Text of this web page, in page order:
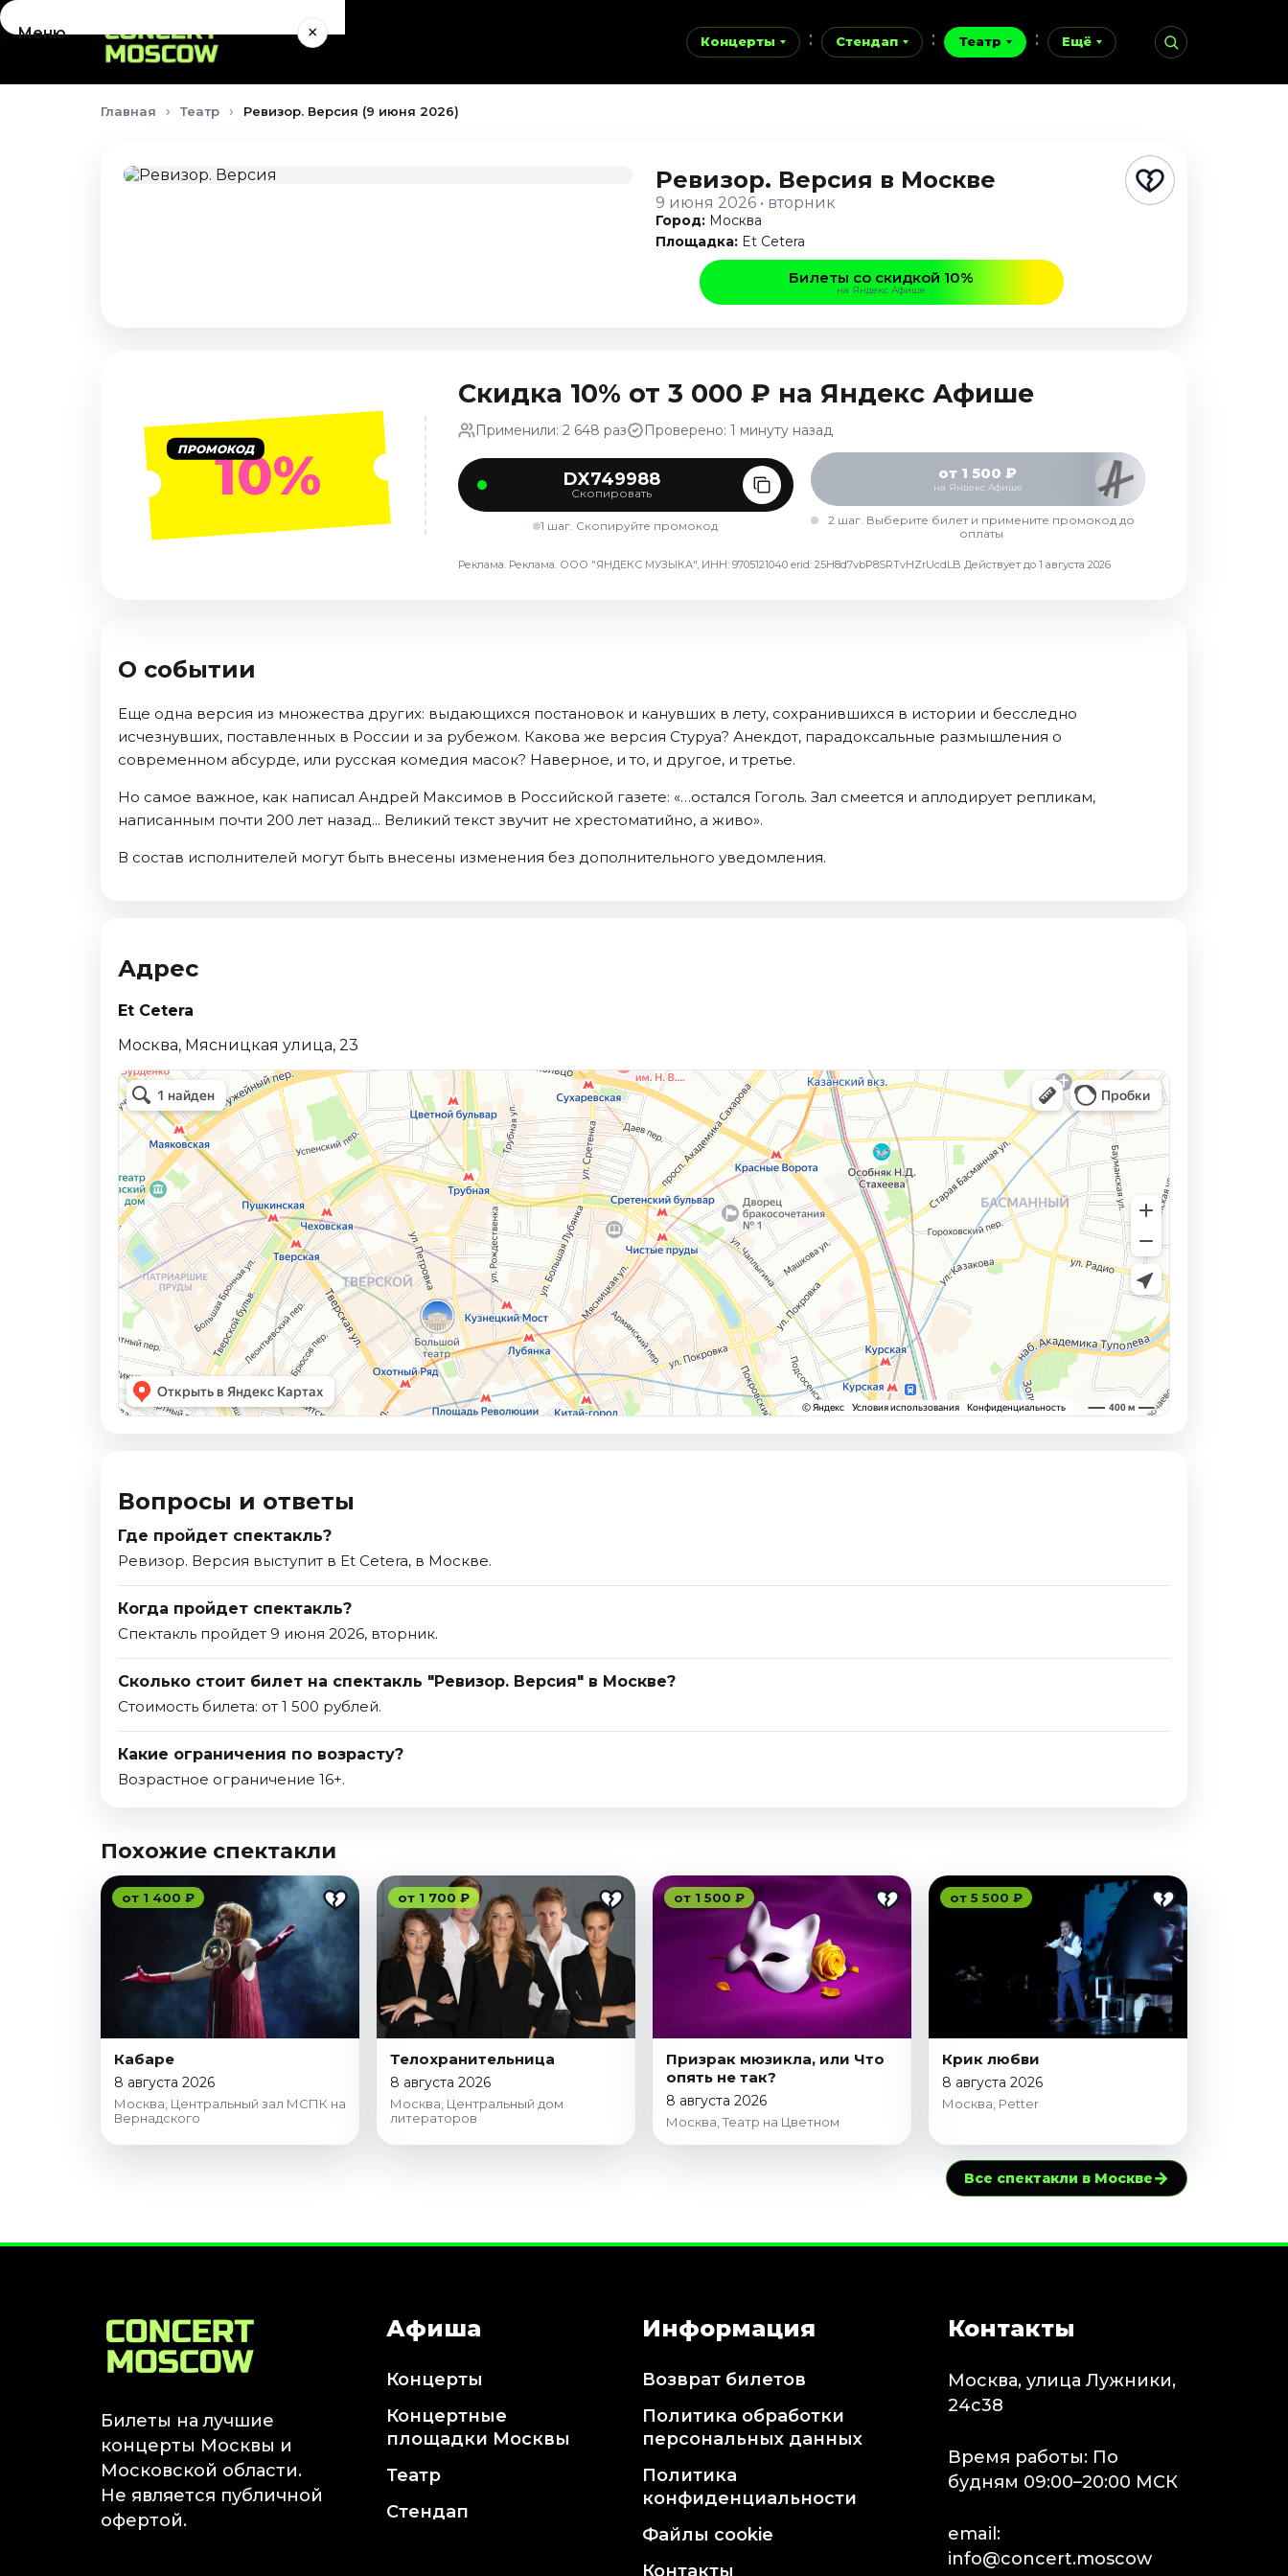
Концерты Стендап Театр Ещё
Меню ×
Концерты
Август 2026
Сентябрь 2026
Сентябрь 2026
Октябрь 2026
Декабрь 2026
Главная Театр Ревизор. Версия (9 июня 2026)
Ревизор. Версия в Москве
9 июня 2026 • вторник
Город: Москва
Площадка: Et Cetera
Билеты со скидкой 10%
на Яндекс Афише
ПРОМОКОД10%
Скидка 10% от 3 000 ₽ на Яндекс Афише
Применили: 2 648 раз Проверено: 1 минуту назад
DX749988
Скопировать
1 шаг. Скопируйте промокод
от 1 500 ₽
на Яндекс Афише
2 шаг. Выберите билет и примените промокод до
оплаты
Реклама. Реклама. ООО "ЯНДЕКС МУЗЫКА", ИНН: 9705121040 erid: 25H8d7vbP8SRTvHZrUcdLB Действует до 1 августа 2026
О событии
Еще одна версия из множества других: выдающихся постановок и канувших в лету, сохранившихся в истории и бесследно
исчезнувших, поставленных в России и за рубежом. Какова же версия Стуруа? Анекдот, парадоксальные размышления о
современном абсурде, или русская комедия масок? Наверное, и то, и другое, и третье.
Но самое важное, как написал Андрей Максимов в Российской газете: «…остался Гоголь. Зал смеется и аплодирует репликам,
написанным почти 200 лет назад... Великий текст звучит не хрестоматийно, а живо».
В состав исполнителей могут быть внесены изменения без дополнительного уведомления.
Адрес
Et Cetera
Москва, Мясницкая улица, 23
Вопросы и ответы
Где пройдет спектакль?
Ревизор. Версия выступит в Et Cetera, в Москве.
Когда пройдет спектакль?
Спектакль пройдет 9 июня 2026, вторник.
Сколько стоит билет на спектакль "Ревизор. Версия" в Москве?
Стоимость билета: от 1 500 рублей.
Какие ограничения по возрасту?
Возрастное ограничение 16+.
Похожие спектакли
от 1 400 ₽
Кабаре
8 августа 2026
Москва, Центральный зал МСПК на
Вернадского
от 1 700 ₽
Телохранительница
8 августа 2026
Москва, Центральный дом
литераторов
от 1 500 ₽
Призрак мюзикла, или Что
опять не так?
8 августа 2026
Москва, Театр на Цветном
от 5 500 ₽
Крик любви
8 августа 2026
Москва, Petter
Все спектакли в Москве→
Билеты на лучшие
концерты Москвы и
Московской области.
Не является публичной
офертой.
Афиша
Концерты
Концертные
площадки Москвы
Театр
Стендап
Информация
Возврат билетов
Политика обработки
персональных данных
Политика
конфиденциальности
Файлы cookie
Контакты
Контакты
Москва, улица Лужники,
24с38
Время работы: По
будням 09:00–20:00 МСК
email:
info@concert.moscow